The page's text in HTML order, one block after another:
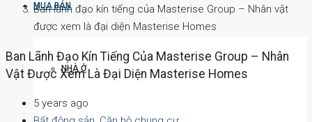
MUA BÁN
NHÀ Ở
Ban lãnh đạo kín tiếng của Masterise Group – Nhân vật
được xem là đại diện Masterise Homes
Ban Lãnh Đạo Kín Tiếng Của Masterise Group – Nhân
Vật Được Xem Là Đại Diện Masterise Homes
5 years ago